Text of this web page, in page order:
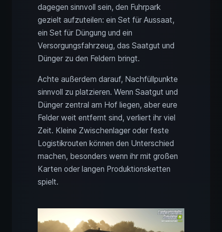
dagegen sinnvoll sein, den Fuhrpark
gezielt aufzuteilen: ein Set für Aussaat,
ein Set für Düngung und ein
Versorgungsfahrzeug, das Saatgut und
Dünger zu den Feldern bringt.
Achte außerdem darauf, Nachfüllpunkte
sinnvoll zu platzieren. Wenn Saatgut und
Dünger zentral am Hof liegen, aber eure
Felder weit entfernt sind, verliert ihr viel
Zeit. Kleine Zwischenlager oder feste
Logistikrouten können den Unterschied
machen, besonders wenn ihr mit großen
Karten oder langen Produktionsketten
spielt.